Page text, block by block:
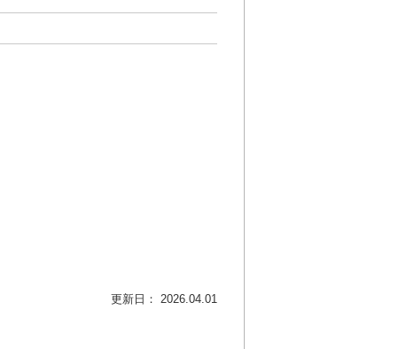
更新日： 2026.04.01